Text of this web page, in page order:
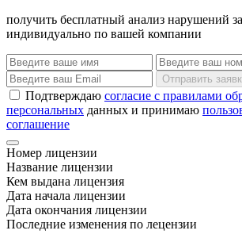
получить бесплатный анализ нарушений
индивидуально по вашей компании
Отправить
Подтверждаю согласие с правилами
персональных данных и принимаю
соглашение
Номер лицензии
Название лицензии
Кем выдана лицензия
Дата начала лицензии
Дата окончания лицензии
Последние изменения по лецензии